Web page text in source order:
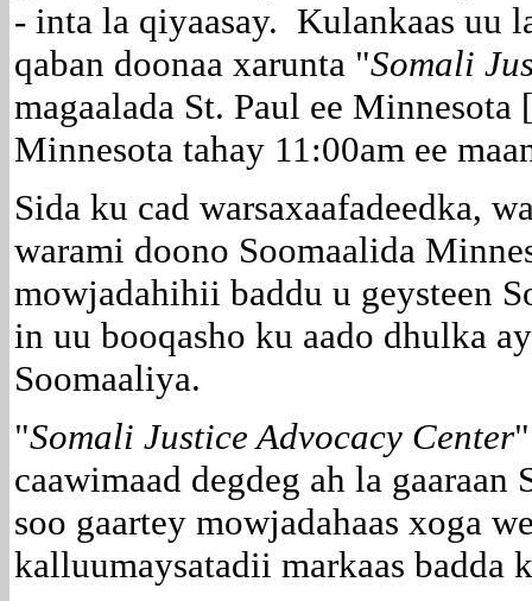
- inta la qiyaasay. Kulankaas uu
qaban doonaa xarunta "Somali
magaalada St. Paul ee
Minnesota tahay 11:00am ee
Sida ku cad warsaxaafadeedka,
warami doono Soomaalida
mowjadahihii baddu u geysteen
in uu booqasho ku aado dhulka
Soomaaliya.
"Somali Justice Advocacy Center
caawimaad degdeg ah la
soo gaartey mowjadahaas xoga
kalluumaysatadii markaas badda